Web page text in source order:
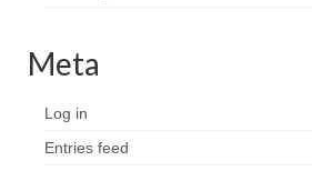
Meta
Log in
Entries feed